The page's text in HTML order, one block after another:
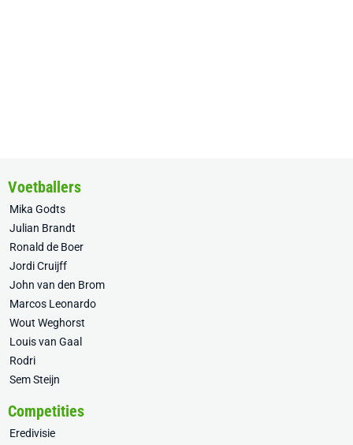
Voetballers
Mika Godts
Julian Brandt
Ronald de Boer
Jordi Cruijff
John van den Brom
Marcos Leonardo
Wout Weghorst
Louis van Gaal
Rodri
Sem Steijn
Competities
Eredivisie